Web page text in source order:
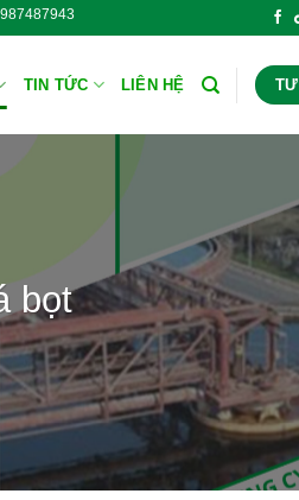
0987487943 Hóa Chất Công
TIN TỨC LIÊN HỆ
bọt